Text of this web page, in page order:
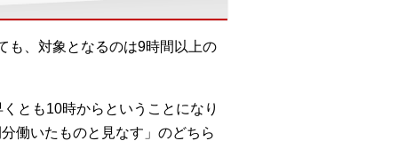
も、対象となるのは9時間以上の
とも10時からということになり
働いたものと見なす」のどちら